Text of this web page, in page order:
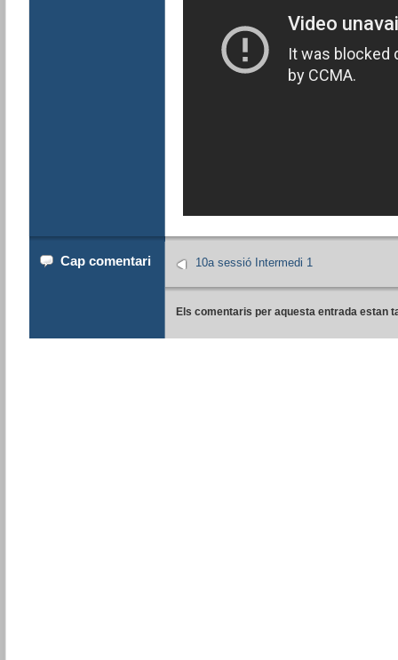
Cap comentari 10a sessió Intermedi 1
Els comentaris per aquesta entrada estan